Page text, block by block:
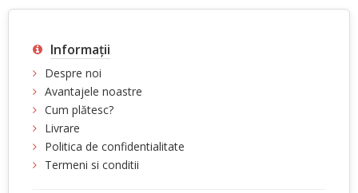
Informaţii
Despre noi
Avantajele noastre
Cum plătesc?
Livrare
Politica de confidentialitate
Termeni si conditii